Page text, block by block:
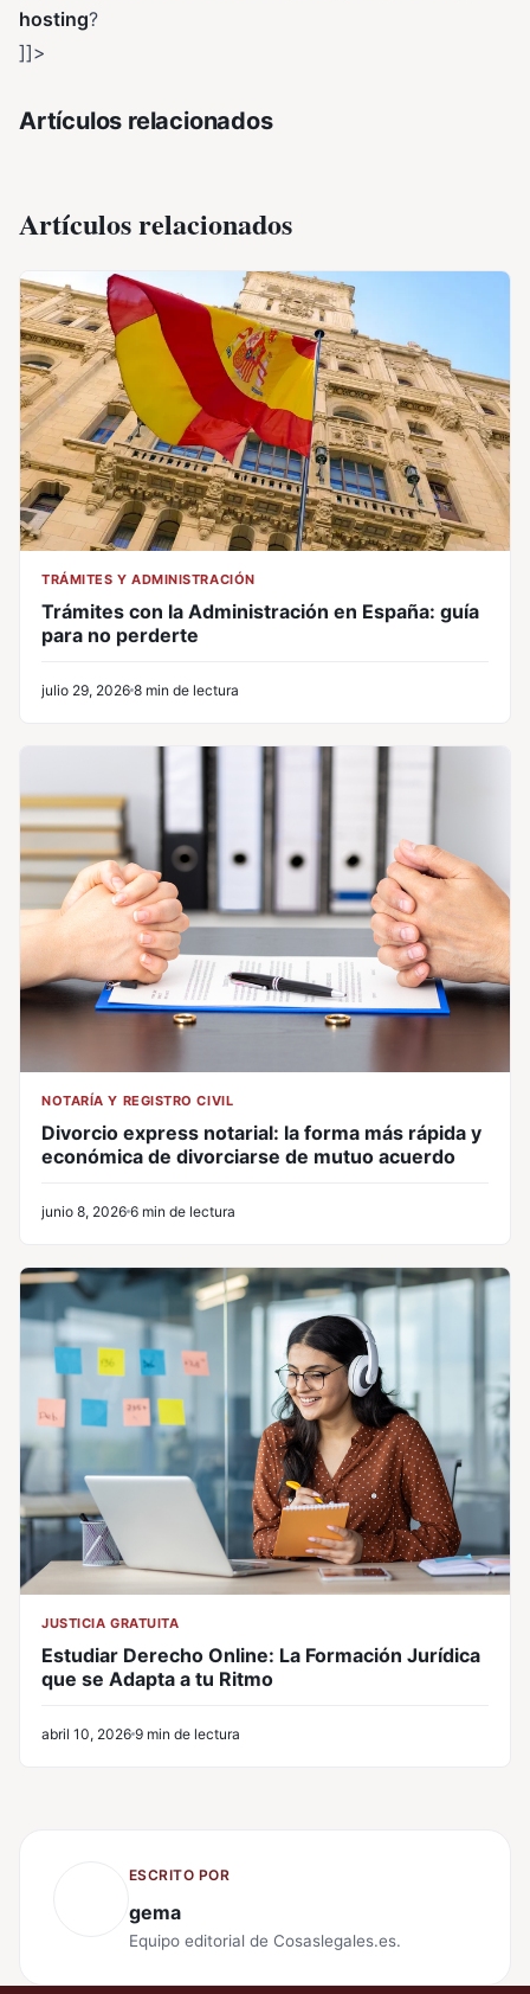
hosting?
]]>
Artículos relacionados
Artículos relacionados
TRÁMITES Y ADMINISTRACIÓN
Trámites con la Administración en España: guía
para no perderte
julio 29, 2026 8 min de lectura
NOTARÍA Y REGISTRO CIVIL
Divorcio express notarial: la forma más rápida y
económica de divorciarse de mutuo acuerdo
junio 8, 2026 6 min de lectura
JUSTICIA GRATUITA
Estudiar Derecho Online: La Formación Jurídica
que se Adapta a tu Ritmo
abril 10, 2026 9 min de lectura
ESCRITO POR
gema
Equipo editorial de Cosaslegales.es.